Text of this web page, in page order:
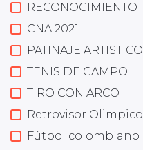
RECONOCIMIENTO
CNA 2021
PATINAJE ARTISTICO
TENIS DE CAMPO
TIRO CON ARCO
Retrovisor Olimpico
Fútbol colombiano